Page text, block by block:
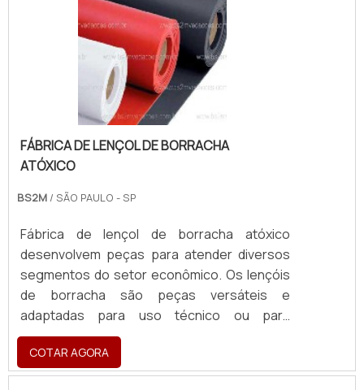
FÁBRICA DE LENÇOL DE BORRACHA
ATÓXICO
BS2M / SÃO PAULO - SP
Fábrica de lençol de borracha atóxico
desenvolvem peças para atender diversos
segmentos do setor econômico. Os lençóis
de borracha são peças versáteis e
adaptadas para uso técnico ou para
manutenção de maquinários.DETALHES
SOBRE O PRODUTOÉ resistente à abrasão,
impacto e corte, sendo muito utilizado na
COTAR AGORA